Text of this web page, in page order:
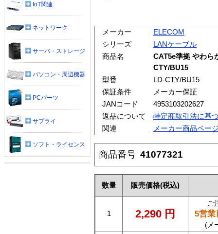
メーカー
ELECOM
シリーズ
LANケーブル
商品名
CAT5e準拠 やわら
CTY/BU15
型番
LD-CTY/BU15
保証条件
メーカー保証
JANコード
4953103202627
返品について
特定商取引法に基
関連
メーカー商品ペー
商品番号 41077321
数量 販売価格(税込)
1 2,290 円
ご
5営業
(メ
IoT関連
ネットワーク
サーバ・ストレージ
パソコン・周辺機器
PCパーツ
サプライ
ソフト・ライセンス